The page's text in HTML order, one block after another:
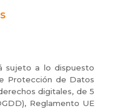
sujeto a lo dispuesto
Protección de Datos
digitales, de 5
Reglamento UE